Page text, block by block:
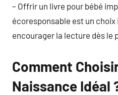
– Offrir un livre pour bébé
écoresponsable est un
encourager la lecture dès le
Comment
Naissance Idéal